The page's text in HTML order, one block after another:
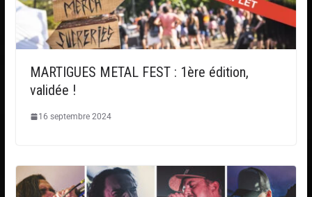
MARTIGUES METAL FEST : 1ère édition,
validée !
16 septembre 2024